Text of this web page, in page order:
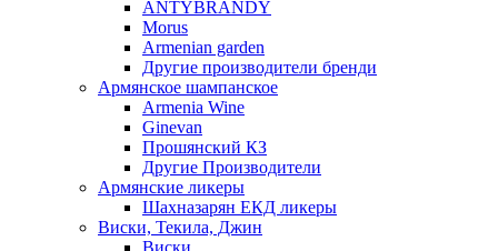
ANTYBRANDY
Morus
Armenian garden
Другие производители бренди
Армянское шампанское
Armenia Wine
Ginevan
Прошянский КЗ
Другие Производители
Армянские ликеры
Шахназарян ЕКД ликеры
Виски, Текила, Джин
Виски